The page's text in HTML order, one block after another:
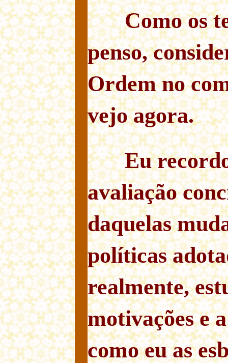
Como os
penso,
Ordem no
vejo agora.
Eu
avaliação
daquelas
políticas
realmente,
motivações e
como eu as